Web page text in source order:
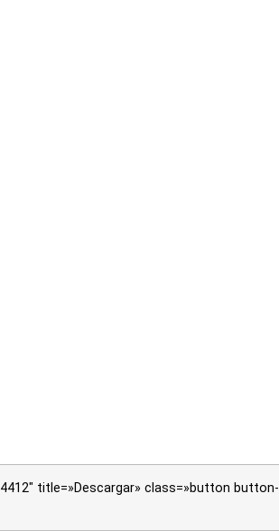
title=»Descargar» class=»button button-